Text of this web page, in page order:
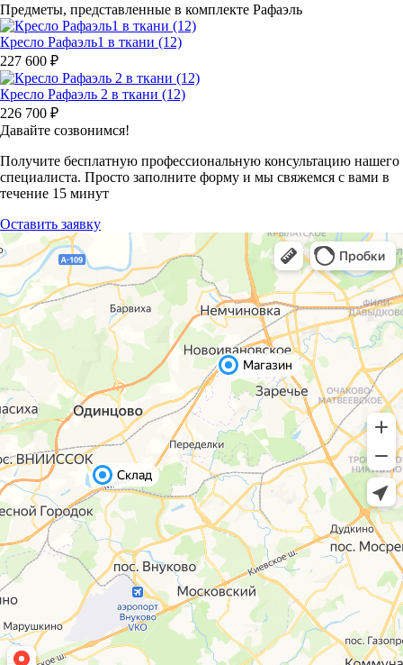
Предметы, представленные в комплекте Рафаэль
Кресло Рафаэль1 в ткани (12)
227 600 ₽
Кресло Рафаэль 2 в ткани (12)
226 700 ₽
Давайте созвонимся!
Получите бесплатную профессиональную консультацию нашего
специалиста. Просто заполните форму и мы свяжемся с вами в
течение 15 минут
Оставить заявку